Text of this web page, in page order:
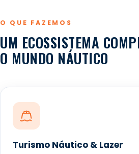
O QUE FAZEMOS
UM ECOSSISTEMA
O MUNDO NÁUTICO
Turismo Náutico & Lazer